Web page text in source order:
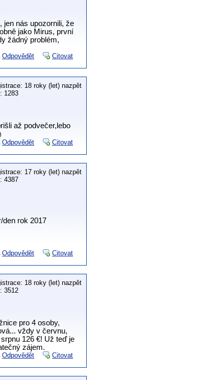
jen nás upozornili, že
jako Mirus, první
žádný problém,
Odpovědět Citovat
18 roky (let) nazpět
1283
až podvečer,lebo
Odpovědět Citovat
17 roky (let) nazpět
4387
den rok 2017
Odpovědět Citovat
18 roky (let) nazpět
3512
pro 4 osoby,
vždy v červnu,
126 €! Už teď je
zájem.
Odpovědět Citovat